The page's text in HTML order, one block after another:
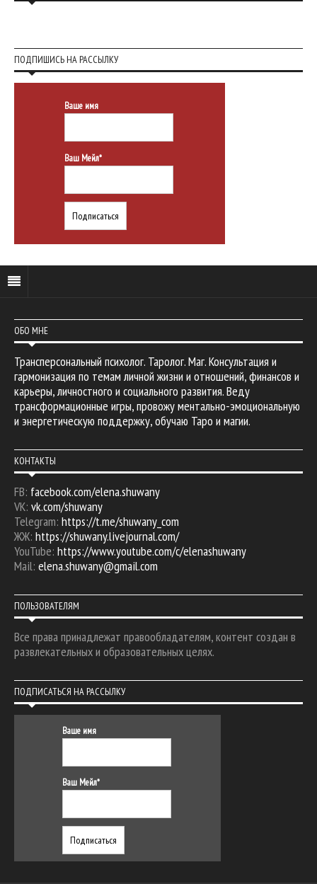
ПОДПИШИСЬ НА РАССЫЛКУ
Ваше имя
Ваш Мейл*
ОБО МНЕ
Трансперсональный психолог. Таролог. Маг. Консультация и
гармонизация по темам личной жизни и отношений, финансов и
карьеры, личностного и социального развития. Веду
трансформационные игры, провожу ментально-эмоциональную
и энергетическую поддержку, обучаю Таро и магии.
КОНТАКТЫ
FB: facebook.com/elena.shuwany
VK: vk.com/shuwany
Telegram: https://t.me/shuwany_com
ЖЖ: https://shuwany.livejournal.com/
YouTube: https://www.youtube.com/c/elenashuwany
Mail: elena.shuwany@gmail.com
ПОЛЬЗОВАТЕЛЯМ
Все права принадлежат правообладателям, контент создан в
развлекательных и образовательных целях.
ПОДПИСАТЬСЯ НА РАССЫЛКУ
Ваше имя
Ваш Мейл*